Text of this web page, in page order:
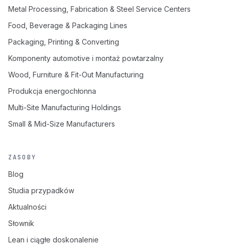
Metal Processing, Fabrication & Steel Service Centers
Food, Beverage & Packaging Lines
Packaging, Printing & Converting
Komponenty automotive i montaż powtarzalny
Wood, Furniture & Fit-Out Manufacturing
Produkcja energochłonna
Multi-Site Manufacturing Holdings
Small & Mid-Size Manufacturers
ZASOBY
Blog
Studia przypadków
Aktualności
Słownik
Lean i ciągłe doskonalenie